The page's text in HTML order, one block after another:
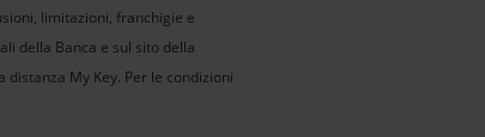
limitazioni, franchigie e
della Banca e sul sito della
My Key. Per le condizioni